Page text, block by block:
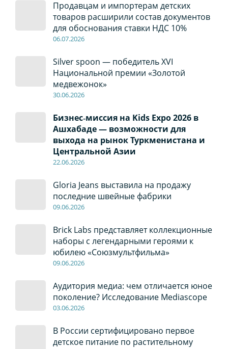
Продавцам и импортерам детских
товаров расширили состав документов
для обоснования ставки НДС 10%
06.07.2026
Silver spoon — победитель XVI
Национальной премии «Золотой
медвежонок»
30.06.2026
Бизнес‑миссия на Kids Expo 2026 в
Ашхабаде — возможности для
выхода на рынок Туркменистана и
Центральной Азии
22.06.2026
Gloria Jeans выставила на продажу
последние швейные фабрики
09.06.2026
Brick Labs представляет коллекционные
наборы с легендарными героями к
юбилею «Союзмультфильма»
09.06.2026
Аудитория медиа: чем отличается юное
поколение? Исследование Mediascope
03.06.2026
В России сертифицировано первое
детское питание по растительному